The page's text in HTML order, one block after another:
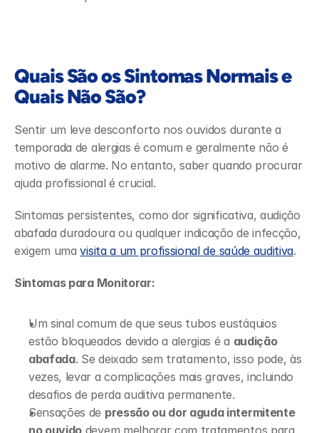
Quais São os Sintomas Normais e
Quais Não São?
Sentir um leve desconforto nos ouvidos durante a
temporada de alergias é comum e geralmente não é
motivo de alarme. No entanto, saber quando procurar
ajuda profissional é crucial.
Sintomas persistentes, como dor significativa, audição
abafada duradoura ou qualquer indicação de infecção,
exigem uma visita a um profissional de saúde auditiva.
Sintomas para Monitorar:
Um sinal comum de que seus tubos eustáquios
estão bloqueados devido a alergias é a audição
abafada. Se deixado sem tratamento, isso pode, às
vezes, levar a complicações mais graves, incluindo
desafios de perda auditiva permanente.
Sensações de pressão ou dor aguda intermitente
no ouvido devem melhorar com tratamentos para